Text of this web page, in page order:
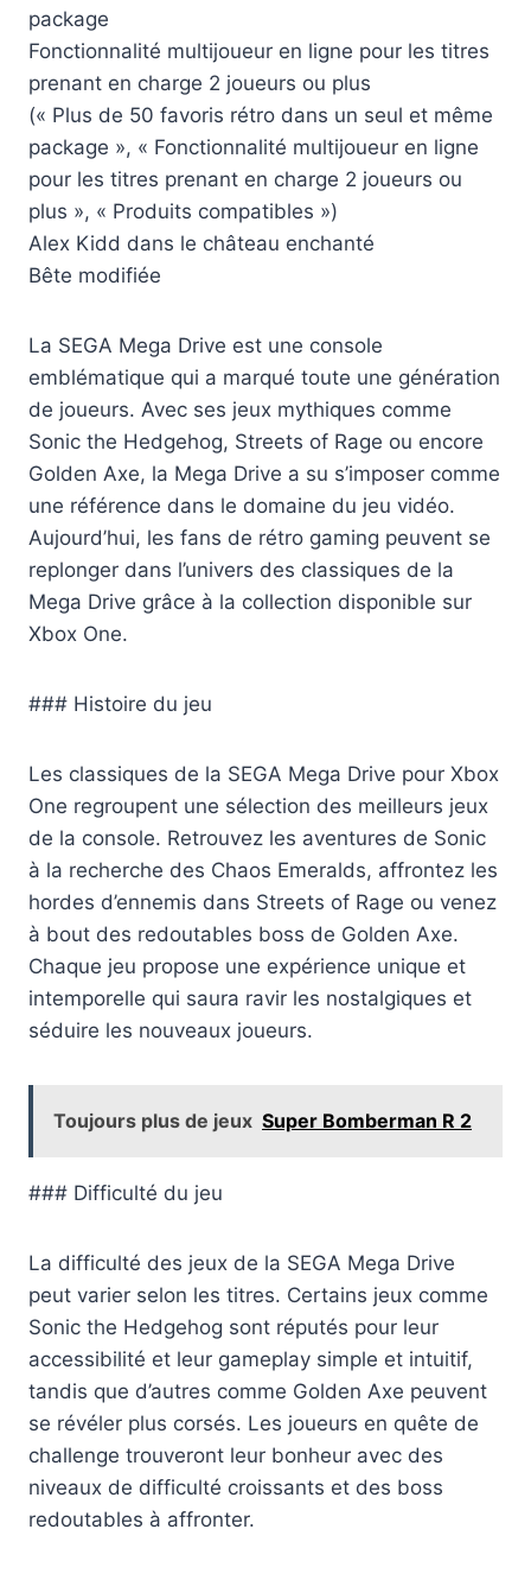
package
Fonctionnalité multijoueur en ligne pour les titres
prenant en charge 2 joueurs ou plus
(« Plus de 50 favoris rétro dans un seul et même
package », « Fonctionnalité multijoueur en ligne
pour les titres prenant en charge 2 joueurs ou
plus », « Produits compatibles »)
Alex Kidd dans le château enchanté
Bête modifiée
La SEGA Mega Drive est une console
emblématique qui a marqué toute une génération
de joueurs. Avec ses jeux mythiques comme
Sonic the Hedgehog, Streets of Rage ou encore
Golden Axe, la Mega Drive a su s’imposer comme
une référence dans le domaine du jeu vidéo.
Aujourd’hui, les fans de rétro gaming peuvent se
replonger dans l’univers des classiques de la
Mega Drive grâce à la collection disponible sur
Xbox One.
### Histoire du jeu
Les classiques de la SEGA Mega Drive pour Xbox
One regroupent une sélection des meilleurs jeux
de la console. Retrouvez les aventures de Sonic
à la recherche des Chaos Emeralds, affrontez les
hordes d’ennemis dans Streets of Rage ou venez
à bout des redoutables boss de Golden Axe.
Chaque jeu propose une expérience unique et
intemporelle qui saura ravir les nostalgiques et
séduire les nouveaux joueurs.
Toujours plus de jeux Super Bomberman R 2
### Difficulté du jeu
La difficulté des jeux de la SEGA Mega Drive
peut varier selon les titres. Certains jeux comme
Sonic the Hedgehog sont réputés pour leur
accessibilité et leur gameplay simple et intuitif,
tandis que d’autres comme Golden Axe peuvent
se révéler plus corsés. Les joueurs en quête de
challenge trouveront leur bonheur avec des
niveaux de difficulté croissants et des boss
redoutables à affronter.